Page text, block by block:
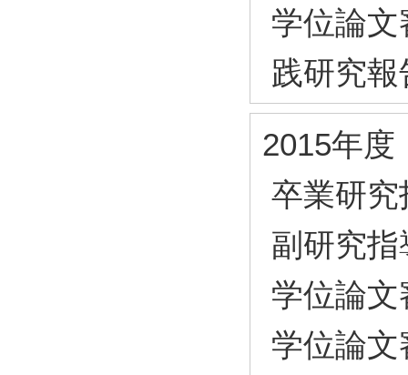
学位論
践研究
2015年度
卒業研
副研究
学位論
学位論